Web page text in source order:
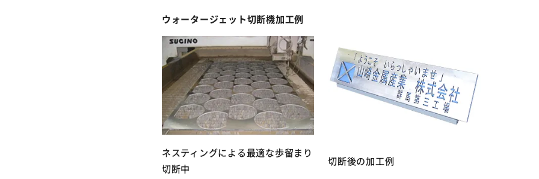
ウォータージェット切断機加工例
ネスティングによる最適な歩留まり
切断中
切断後の加工例